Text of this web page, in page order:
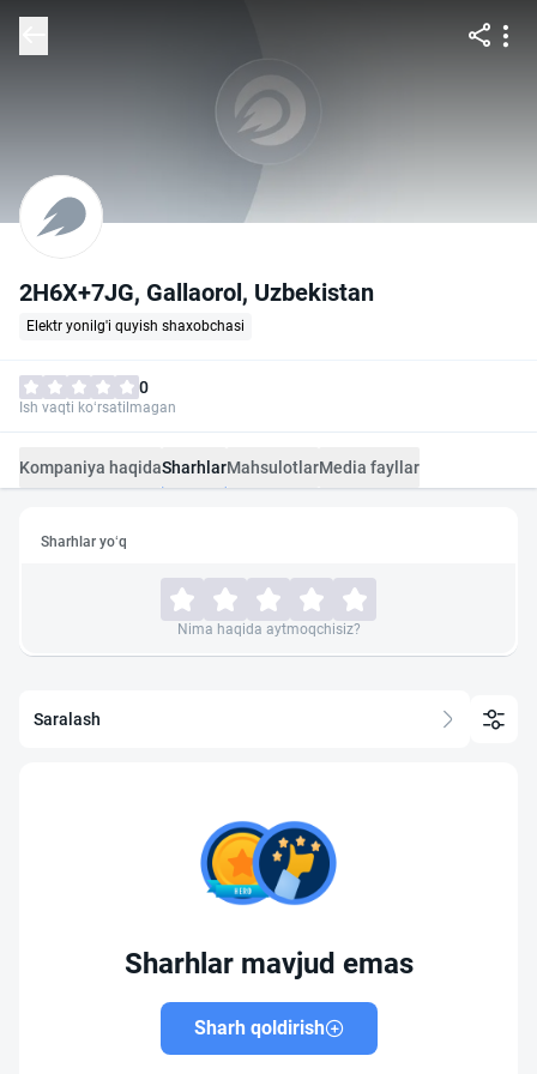
2H6X+7JG, Gallaorol, Uzbekistan
Elektr yonilg'i quyish shaxobchasi
0
Ish vaqti ko‘rsatilmagan
Kompaniya haqidaSharhlarMahsulotlarMedia fayllar
Sharhlar yo‘q
Nima haqida aytmoqchisiz?
Saralash
Sharhlar mavjud emas
Sharh qoldirish